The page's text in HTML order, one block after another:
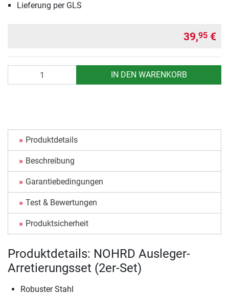
Lieferung per GLS
39,95 €
IN DEN WARENKORB
Produktdetails
Beschreibung
Garantiebedingungen
Test & Bewertungen
Produktsicherheit
Produktdetails: NOHRD Ausleger-
Arretierungsset (2er-Set)
Robuster Stahl